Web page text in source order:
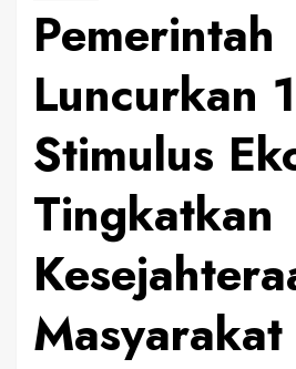
Pemerintah
Luncurkan
Stimulus
Tingkatkan
Masyarakat